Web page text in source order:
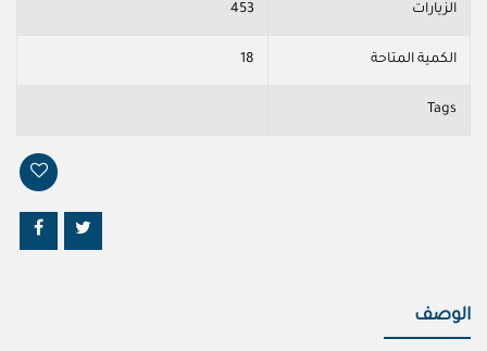
الزيارات 453
الكمية المتاحة 18
Tags
الوصف